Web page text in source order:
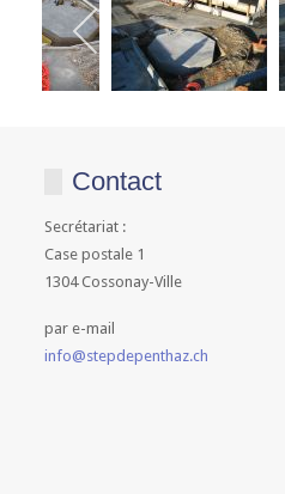
Contact
Secrétariat :
Case postale 1
1304 Cossonay-Ville
par e-mail
info@stepdepenthaz.ch